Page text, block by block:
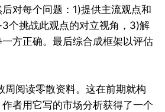
对每个问题：1)提供主流观点和
个挑战此观点的对立视角，3)解
方正确。最后综合成框架以评估
周阅读零散资料。这在前期就构
者用它写的市场分析获得了一个